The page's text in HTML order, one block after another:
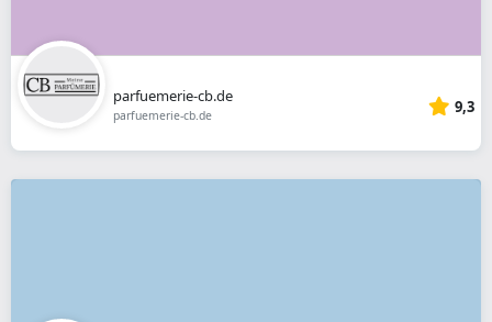
parfuemerie-cb.de
parfuemerie-cb.de 9,3